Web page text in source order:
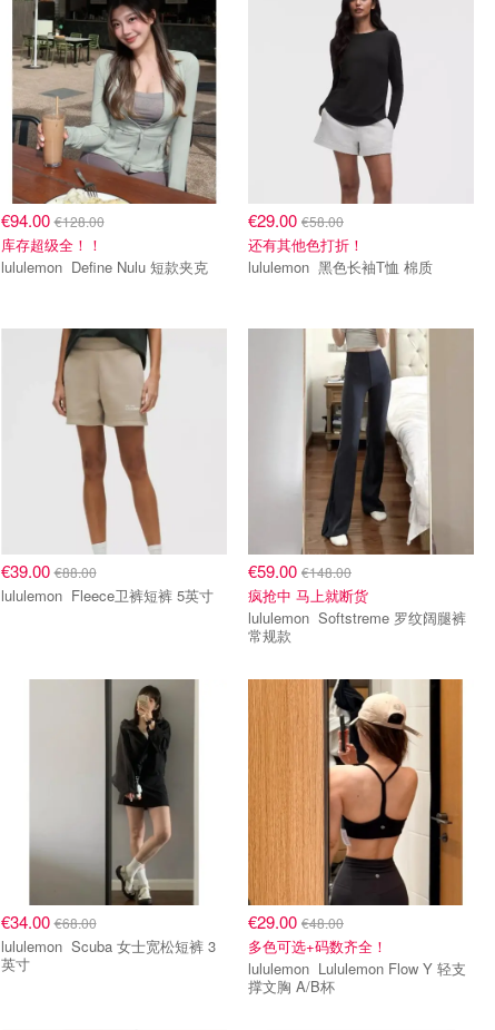
€94.00€128.00
库存超级全！！
lululemon Define Nulu 短款夹克
€29.00 €58.00
还有其他色打折！
lululemon 黑色长袖T恤 棉质
€39.00€88.00
lululemon Fleece卫裤短裤 5英寸
€59.00 €148.00
疯抢中 马上就断货
lululemon Softstreme 罗纹阔腿裤
常规款
€34.00€68.00
lululemon Scuba 女士宽松短裤 3
英寸
€29.00 €48.00
多色可选+码数齐全！
lululemon Lululemon Flow Y 轻支
撑文胸 A/B杯